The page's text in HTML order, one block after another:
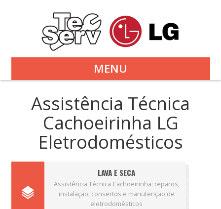
MENU
Assistência Técnica
Cachoeirinha LG
Eletrodomésticos
LAVA E SECA
Assistência Técnica Cachoeirinha: reparos,
instalação, consertos e manutenção de
eletrodomésticos